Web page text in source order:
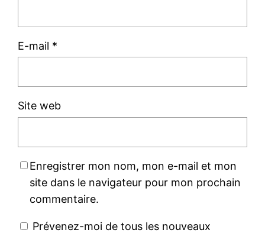
E-mail *
Site web
Enregistrer mon nom, mon e-mail et mon
site dans le navigateur pour mon prochain
commentaire.
Prévenez-moi de tous les nouveaux